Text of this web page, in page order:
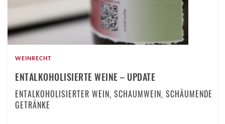
WEINRECHT
ENTALKOHOLISIERTE WEINE – UPDATE
ENTALKOHOLISIERTER WEIN, SCHAUMWEIN, SCHÄUMENDE
GETRÄNKE